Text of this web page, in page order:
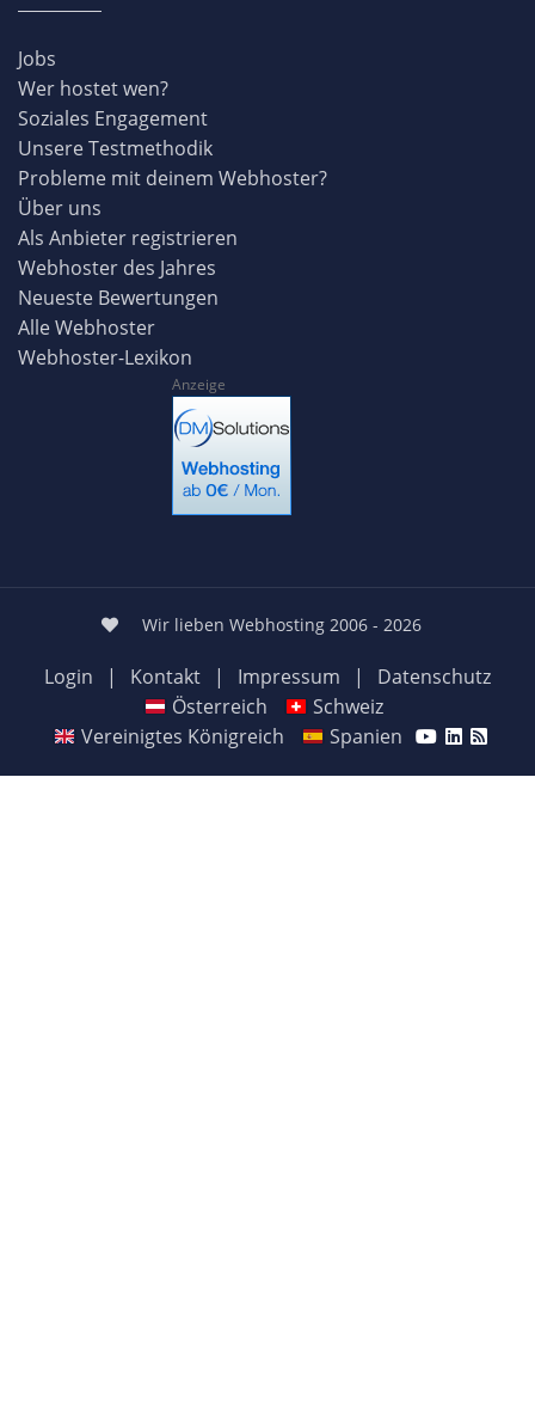
Jobs
Wer hostet wen?
Soziales Engagement
Unsere Testmethodik
Probleme mit deinem Webhoster?
Über uns
Als Anbieter registrieren
Webhoster des Jahres
Neueste Bewertungen
Alle Webhoster
Webhoster-Lexikon
Anzeige
Wir lieben Webhosting 2006 - 2026
Login | Kontakt | Impressum |
Datenschutz
Österreich
Schweiz
Vereinigtes Königreich
Spanien